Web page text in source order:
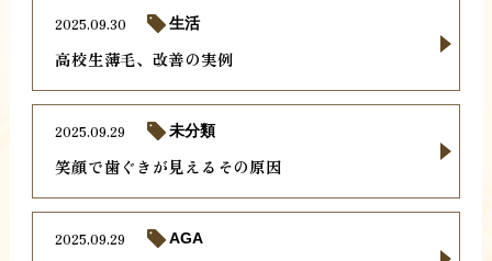
高校生薄毛、改善の実例
2025.09.30 生活
笑顔で歯ぐきが見えるその原因
2025.09.29 未分類
2025.09.29 AGA